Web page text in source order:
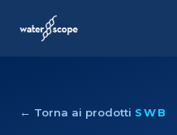
← Torna ai prodotti SWB